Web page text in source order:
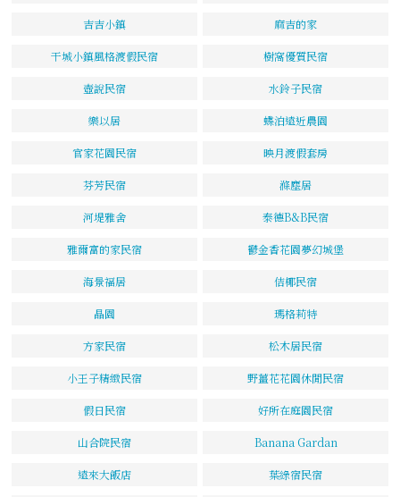
吉吉小鎮 麻吉的家
干城小鎮風格渡假民宿 樹窩優質民宿
壺說民宿 水鈴子民宿
樂以居 蝶泊遠近農園
官家花園民宿 映月渡假套房
芬芳民宿 滌塵居
河堤雅舍 泰德B&B民宿
雅爾富的家民宿 鬱金香花園夢幻城堡
海景福居 佶椰民宿
晶園 瑪格莉特
方家民宿 松木居民宿
小王子精緻民宿 野薑花花園休閒民宿
假日民宿 好所在庭園民宿
山合院民宿 Banana Gardan
遠來大飯店 葉綠宿民宿